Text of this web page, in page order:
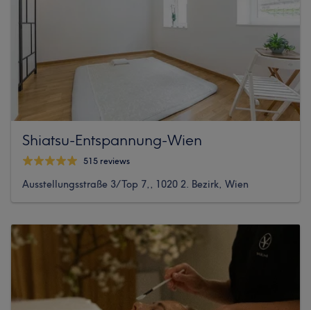
Shiatsu-Entspannung-Wien
515 reviews
Ausstellungsstraße 3/Top 7,, 1020 2. Bezirk, Wien